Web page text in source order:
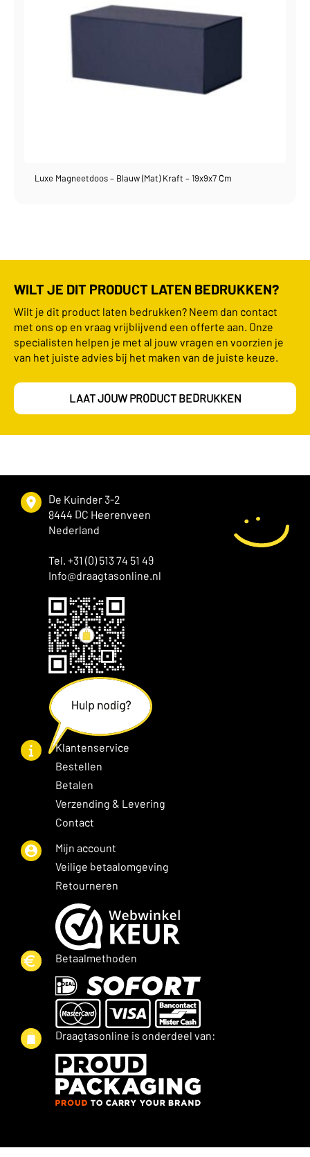
Luxe Magneetdoos – Blauw (mat) Kraft – 19x9x7 Cm
WILT JE DIT PRODUCT LATEN BEDRUKKEN?
Wilt je dit product laten bedrukken? Neem dan contact
met ons op en vraag vrijblijvend een offerte aan. Onze
specialisten helpen je met al jouw vragen en voorzien je
van het juiste advies bij het maken van de juiste keuze.
LAAT JOUW PRODUCT BEDRUKKEN
De Kuinder 3-2
8444 DC Heerenveen
Nederland
Tel. +31 (0) 513 74 51 49
Info@draagtasonline.nl
Klantenservice
Bestellen
Betalen
Verzending & Levering
Contact
Mijn account
Veilige betaalomgeving
Retourneren
Betaalmethoden
Draagtasonline is onderdeel van: